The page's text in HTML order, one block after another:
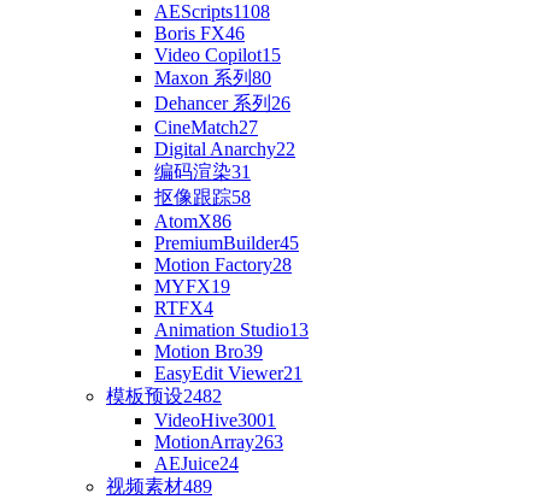
AEScripts1108
Boris FX46
Video Copilot15
Maxon 系列 80
Dehancer 系列 26
CineMatch27
Digital Anarchy22
编码渲染31
抠像跟踪58
AtomX86
PremiumBuilder45
Motion Factory28
MYFX19
RTFX4
Animation Studio13
Motion Bro39
EasyEdit Viewer21
模板预设2482
VideoHive3001
MotionArray263
AEJuice24
视频素材489